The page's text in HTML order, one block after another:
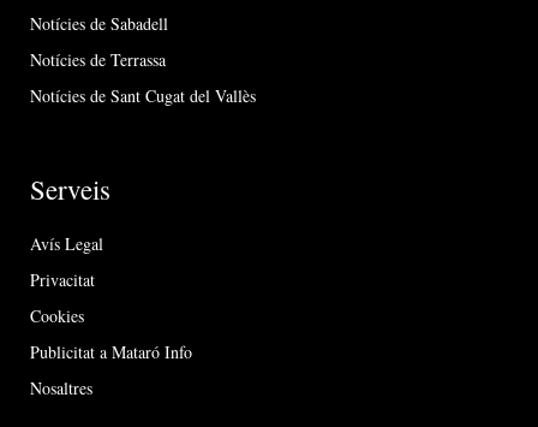
Notícies de Sabadell
Notícies de Terrassa
Notícies de Sant Cugat del Vallès
Serveis
Avís Legal
Privacitat
Cookies
Publicitat a Mataró Info
Nosaltres